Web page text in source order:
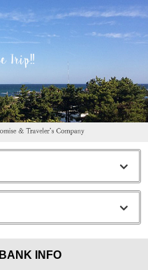
BANK INFO